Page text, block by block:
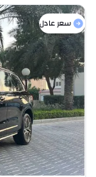
سعر عادل